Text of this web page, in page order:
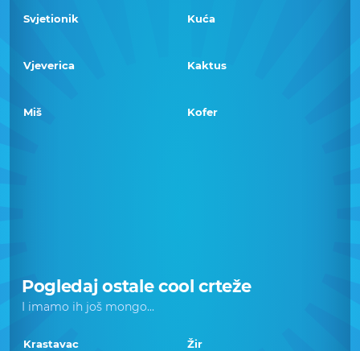
Svjetionik Kuća
Vjeverica Kaktus
Miš Kofer
Pogledaj ostale cool crteže
I imamo ih još mongo...
Krastavac Žir